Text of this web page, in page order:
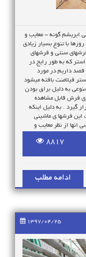
یا نقشه های شکارگاه
عرضه فرش های
ابریشم گونه - معایب و
با تنوع بسیار زیادی
سنتی و فرشهای
که به طور رایج در
قصد داریم در مورد
فیلامنت بافته میشود
به دلیل براق بودن
فرش قابل مشاهده
گیرد . به دلیل اینکه
فرشها ی ماشینی
انها از نظر معایب و
که با پرز فرش دچار
: فرشهای ابریشم نما
ابریشم دارد .
گونه در مقابل
کسانی که فرشی
باشد اصلا توصیه
پس اگر از فرش بیشتر
فرشهای ابریشمی .
در برابر حرارتهای غیر
تغییر شکل میدهند و
دسته از فرش مقاومت
8817
ادامه مطلب
1397/04/25